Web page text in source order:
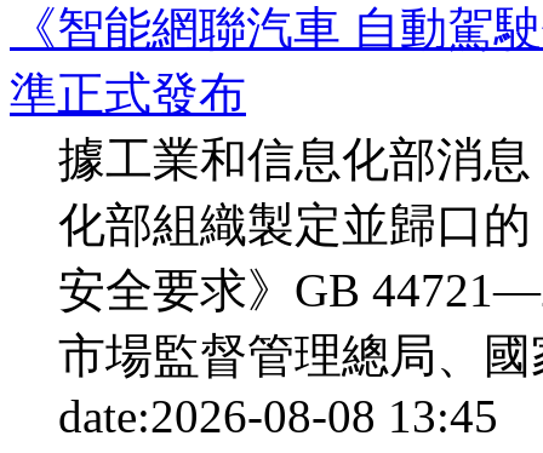
《智能網聯汽車 自動駕
準正式發布
據工業和信息化部消
化部組織製定並歸口
安全要求》GB
市場監督管理總局、
date:2026-08-08 13:45